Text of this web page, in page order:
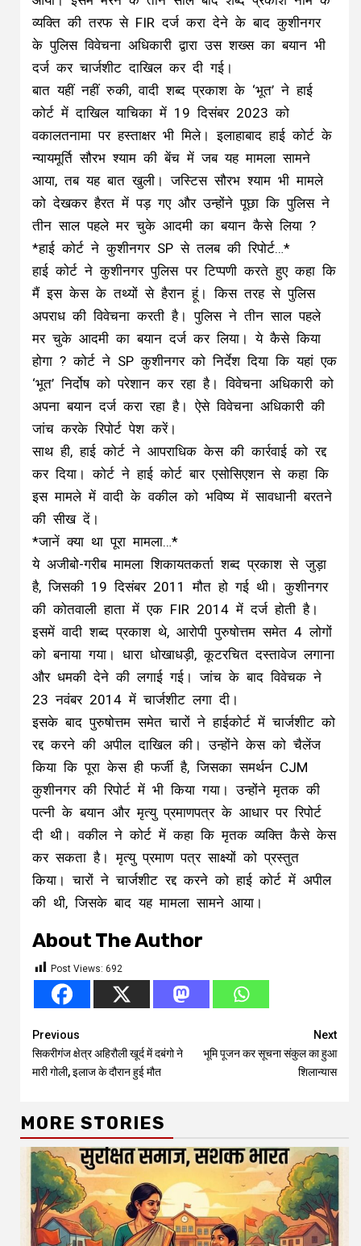
व्यक्ति की तरफ से FIR दर्ज करा देने के बाद कुशीनगर
के पुलिस विवेचना अधिकारी द्वारा उस शख्स का बयान भी
दर्ज कर चार्जशीट दाखिल कर दी गई।
बात यहीं नहीं रुकी, वादी शब्द प्रकाश के ‘भूत’ ने हाई
कोर्ट में दाखिल याचिका में 19 दिसंबर 2023 को
वकालतनामा पर हस्ताक्षर भी मिले। इलाहाबाद हाई कोर्ट के
न्यायमूर्ति सौरभ श्याम की बेंच में जब यह मामला सामने
आया, तब यह बात खुली। जस्टिस सौरभ श्याम भी मामले
को देखकर हैरत में पड़ गए और उन्होंने पूछा कि पुलिस ने
तीन साल पहले मर चुके आदमी का बयान कैसे लिया ?
*हाई कोर्ट ने कुशीनगर SP से तलब की रिपोर्ट…*
हाई कोर्ट ने कुशीनगर पुलिस पर टिप्पणी करते हुए कहा कि
मैं इस केस के तथ्यों से हैरान हूं। किस तरह से पुलिस
अपराध की विवेचना करती है। पुलिस ने तीन साल पहले
मर चुके आदमी का बयान दर्ज कर लिया। ये कैसे किया
होगा ? कोर्ट ने SP कुशीनगर को निर्देश दिया कि यहां एक
‘भूत’ निर्दोष को परेशान कर रहा है। विवेचना अधिकारी को
अपना बयान दर्ज करा रहा है। ऐसे विवेचना अधिकारी की
जांच करके रिपोर्ट पेश करें।
साथ ही, हाई कोर्ट ने आपराधिक केस की कार्रवाई को रद्द
कर दिया। कोर्ट ने हाई कोर्ट बार एसोसिएशन से कहा कि
इस मामले में वादी के वकील को भविष्य में सावधानी बरतने
की सीख दें।
*जानें क्या था पूरा मामला…*
ये अजीबो-गरीब मामला शिकायतकर्ता शब्द प्रकाश से जुड़ा
है, जिसकी 19 दिसंबर 2011 मौत हो गई थी। कुशीनगर
की कोतवाली हाता में एक FIR 2014 में दर्ज होती है।
इसमें वादी शब्द प्रकाश थे, आरोपी पुरुषोत्तम समेत 4 लोगों
को बनाया गया। धारा धोखाधड़ी, कूटरचित दस्तावेज लगाना
और धमकी देने की लगाई गई। जांच के बाद विवेचक ने
23 नवंबर 2014 में चार्जशीट लगा दी।
इसके बाद पुरुषोत्तम समेत चारों ने हाईकोर्ट में चार्जशीट को
रद्द करने की अपील दाखिल की। उन्होंने केस को चैलेंज
किया कि पूरा केस ही फर्जी है, जिसका समर्थन CJM
कुशीनगर की रिपोर्ट में भी किया गया। उन्होंने मृतक की
पत्नी के बयान और मृत्यु प्रमाणपत्र के आधार पर रिपोर्ट
दी थी। वकील ने कोर्ट में कहा कि मृतक व्यक्ति कैसे केस
कर सकता है। मृत्यु प्रमाण पत्र साक्ष्यों को प्रस्तुत
किया। चारों ने चार्जशीट रद्द करने को हाई कोर्ट में अपील
की थी, जिसके बाद यह मामला सामने आया।
About The Author
Post Views: 692
Continue
Reading
Previous
सिकरीगंज क्षेत्र अहिरौली खूर्द में दबंगो ने
मारी गोली, इलाज के दौरान हुई मौत
Next
भूमि पूजन कर सूचना संकुल का हुआ
शिलान्यास
MORE STORIES